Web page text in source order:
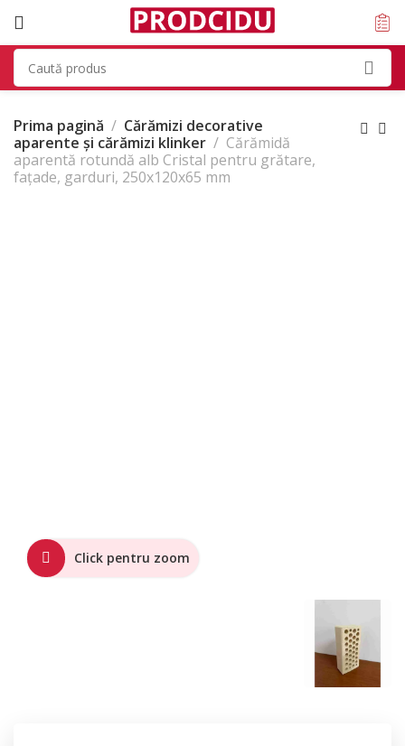
Prima pagină
Cărămizi decorative
aparente și cărămizi klinker
Cărămidă
aparentă rotundă alb Cristal pentru grătare,
fațade, garduri, 250x120x65 mm
Click pentru zoom